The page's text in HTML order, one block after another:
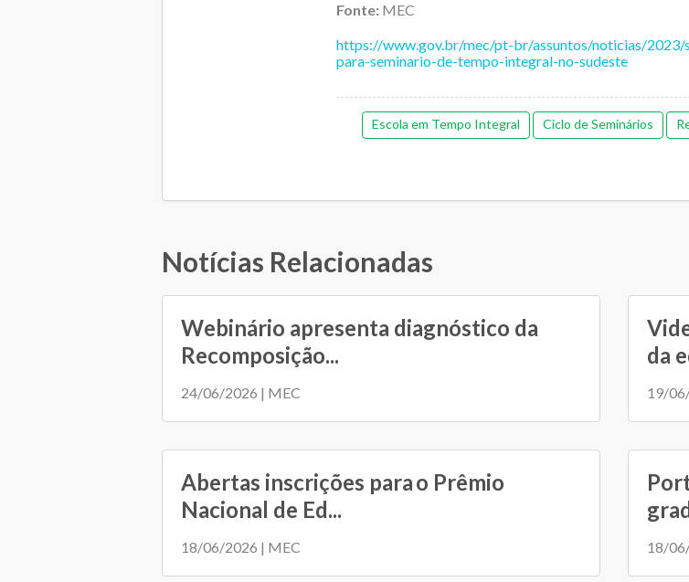
Fonte: MEC
https://www.gov.br/mec/pt-br/assuntos/noticias/
para-seminario-de-tempo-integral-no-sudeste
Escola em Tempo Integral Ciclo de Seminários
Notícias Relacionadas
Webinário apresenta diagnóstico da
Recomposição...
24/06/2026 | MEC
da
19/
Abertas inscrições para o Prêmio
Nacional de Ed...
18/06/2026 | MEC 18/